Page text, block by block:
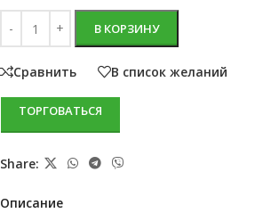
В КОРЗИНУ
Сравнить В список желаний
ТОРГОВАТЬСЯ
Share:
Описание